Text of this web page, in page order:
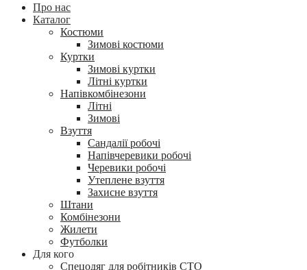
Про нас
Каталог
Костюми
Зимові костюми
Куртки
Зимові куртки
Літні куртки
Напівкомбінезони
Літні
Зимові
Взуття
Сандалії робочі
Напівчеревики робочі
Черевики робочі
Утеплене взуття
Захисне взуття
Штани
Комбінезони
Жилети
Футболки
Для кого
Спецодяг для робітників СТО